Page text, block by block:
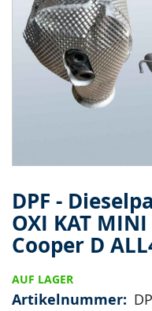
DPF -
OXI KAT
Cooper D
AUF LAGER
Artikelnummer
springen
Zum
Anfang
der
Bildergalerie
springen